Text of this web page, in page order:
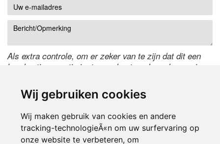
Wij gebruiken cookies
Wij maken gebruik van cookies en andere
tracking-technologieÃ«n om uw surfervaring op
onze website te verbeteren, om
Als extra controle, om er zeker van te zijn dat dit een
handmatige reactie is, typ onderstaande code over in
de code te wijzigen.